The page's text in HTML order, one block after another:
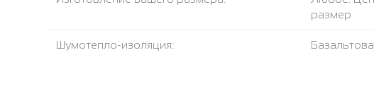
размер
Шумотепло-изоляция: